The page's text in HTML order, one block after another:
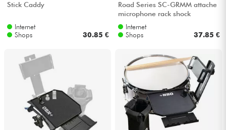
Licht
Drums
Blasinstrumente
Stick Caddy
Internet
Shops
30.85 €
Road Series SC-GRMM attache
microphone rack shock
Internet
Shops
37.85 €